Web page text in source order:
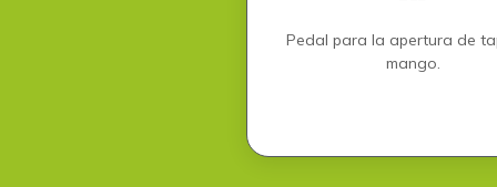
Pedal para la apertura de
mango.